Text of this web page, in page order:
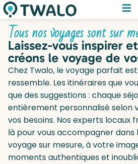
Tous nos voyages sont sur
Laissez-vous inspirer
créons le voyage de
Chez Twalo, le voyage parfait
ressemble. Les itinéraires que
que des suggestions : chaque
entièrement personnalisé selon
vos besoins. Nos experts locaux
là pour vous accompagner dans
voyage sur mesure, à votre
moments authentiques et